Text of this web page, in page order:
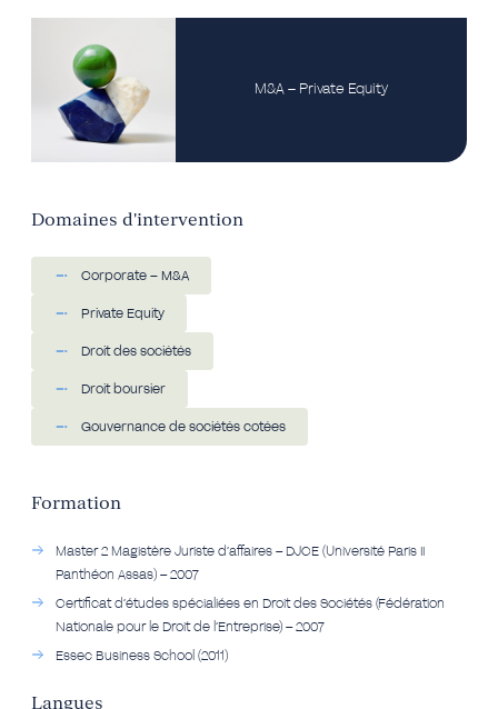
M&A – Private Equity
Domaines d'intervention
Corporate – M&A
Private Equity
Droit des sociétés
Droit boursier
Gouvernance de sociétés cotées
Formation
Master 2 Magistère Juriste d’affaires – DJCE (Université Paris II
Panthéon Assas) – 2007
Certificat d’études spécialiées en Droit des Sociétés (Fédération
Nationale pour le Droit de l’Entreprise) – 2007
Essec Business School (2011)
Langues